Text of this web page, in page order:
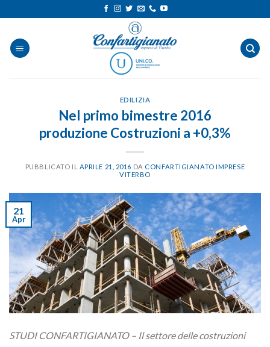
ai
contenuti
EDILIZIA
Nel primo bimestre 2016
produzione Costruzioni a +0,3%
PUBBLICATO IL APRILE 21, 2016 DA CONFARTIGIANATO IMPRESE
VITERBO
21
Apr
STUDI CONFARTIGIANATO – Il settore delle costruzioni